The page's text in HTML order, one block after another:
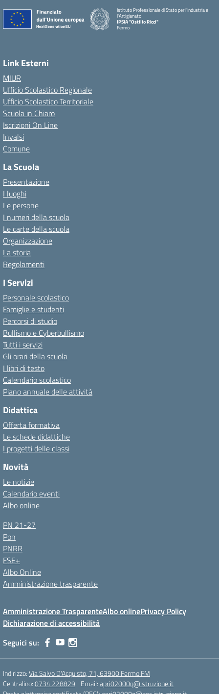
Istituto Professionale di Stato per l'Industria e
l'Artigianato
IPSIA "Ostilio Ricci"
Fermo
Link Esterni
MIUR
Ufficio Scolastico Regionale
Ufficio Scolastico Territoriale
Scuola in Chiaro
Iscrizioni On Line
Invalsi
Comune
La Scuola
Presentazione
I luoghi
Le persone
I numeri della scuola
Le carte della scuola
Organizzazione
La storia
Regolamenti
I Servizi
Personale scolastico
Famiglie e studenti
Percorsi di studio
Bullismo e Cyberbullismo
Tutti i servizi
Gli orari della scuola
I libri di testo
Calendario scolastico
Piano annuale delle attività
Didattica
Offerta formativa
Le schede didattiche
I progetti delle classi
Novità
Le notizie
Calendario eventi
Albo online
PN 21-27
Pon
PNRR
FSE+
Albo Online
Amministrazione trasparente
Amministrazione TrasparenteAlbo onlinePrivacy Policy
Dichiarazione di accessibilità
Seguici su:
Indirizzo:Via Salvo D'Acquisto, 71, 63900 Fermo FM
Centralino:0734 228829 Email:apri02000q@istruzione.it